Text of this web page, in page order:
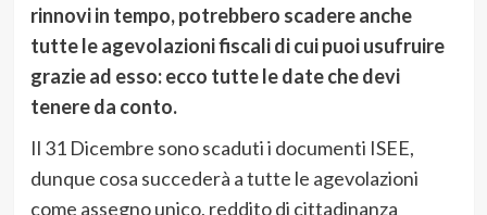
rinnovi in tempo, potrebbero scadere anche
tutte le agevolazioni fiscali di cui puoi usufruire
grazie ad esso: ecco tutte le date che devi
tenere da conto.
Il 31 Dicembre sono scaduti i documenti ISEE,
dunque cosa succederà a tutte le agevolazioni
come assegno unico, reddito di cittadinanza